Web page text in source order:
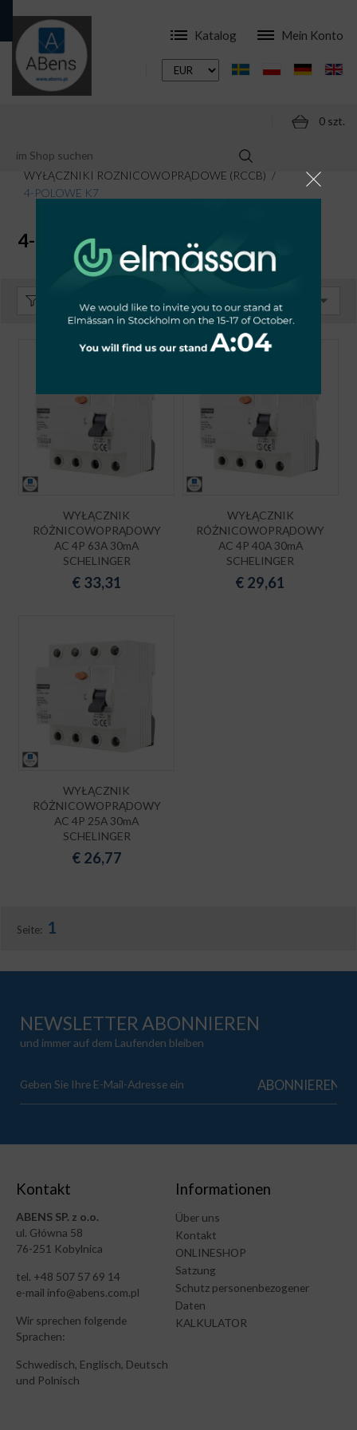
Katalog Mein Konto
0 szt.
ONLINESHOP
MODULARE SCHALTGERÄTE
WYŁĄCZNIKI RÓŻNICOWOPRĄDOWE (RCCB)
4-POLOWE K7
4-POLOWE K7
Sortieren: Standard
WYŁĄCZNIK
RÓŻNICOWOPRĄDOWY
AC 4P 63A 30mA
SCHELINGER
€ 33,31
WYŁĄCZNIK
RÓŻNICOWOPRĄDOWY
AC 4P 40A 30mA
SCHELINGER
€ 29,61
WYŁĄCZNIK
RÓŻNICOWOPRĄDOWY
AC 4P 25A 30mA
SCHELINGER
€ 26,77
Seite: 1
NEWSLETTER ABONNIEREN
und immer auf dem Laufenden bleiben
Kontakt
ABENS SP. z o.o.
ul. Główna 58
76-251 Kobylnica
tel. +48 507 57 69 14
e-mail info@abens.com.pl
Wir sprechen folgende
Sprachen:
Schwedisch, Englisch, Deutsch
und Polnisch
Informationen
Über uns
Kontakt
ONLINESHOP
Satzung
Schutz personenbezogener
Daten
KALKULATOR